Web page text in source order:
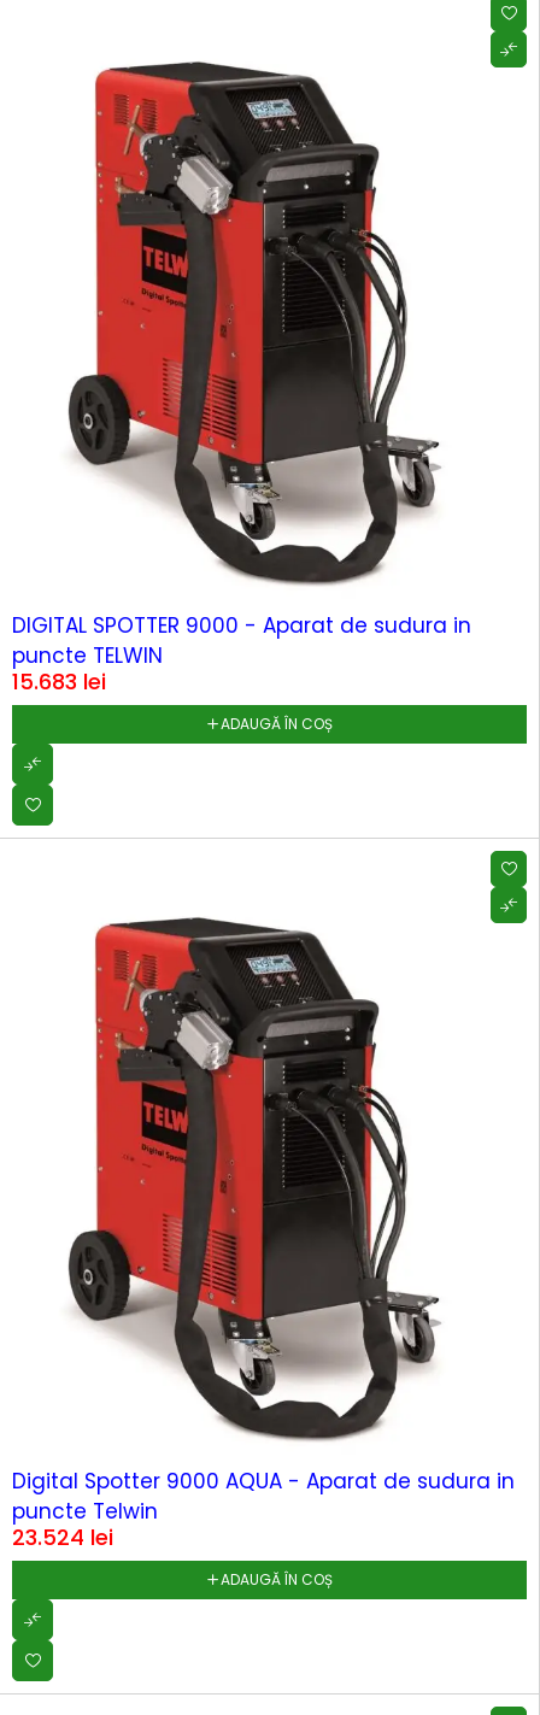
DIGITAL SPOTTER 9000 - Aparat de sudura in
puncte TELWIN
15.683 lei
ADAUGĂ ÎN COȘ
Digital Spotter 9000 AQUA - Aparat de sudura in
puncte Telwin
23.524 lei
ADAUGĂ ÎN COȘ